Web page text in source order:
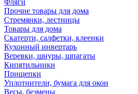
Фляги
Прочие товары для дома
Стремянки, лестницы
Товары для дома
Скатерти, салфетки, клеенки
Кухонный инвертарь
Веревки, шнуры, шпагаты
Кипятильники
Прищепки
Уплотнители, бумага для окон
Весы, безмены